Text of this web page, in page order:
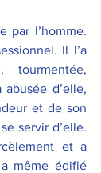
par l’homme.
Il l’a
tourmentée,
d’elle,
et de son
servir d’elle.
et a
même édifié